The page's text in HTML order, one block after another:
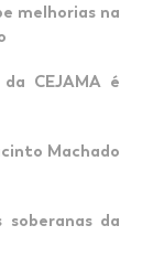
melhorias na
CEJAMA é
Machado
da